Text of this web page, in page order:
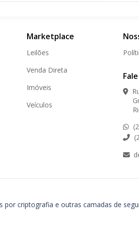
Marketplace
Leilões
Venda Direta
Imóveis
Veículos
por criptografia e outras camadas de